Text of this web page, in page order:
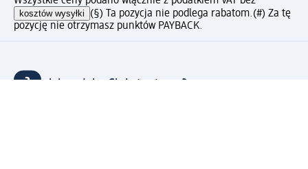
kosztów wysyłki (§) Ta pozycja nie podlega rabatom.(#) Za tę
pozycję nie otrzymasz punktów PAYBACK.
Jak podoba Ci się ta strona?